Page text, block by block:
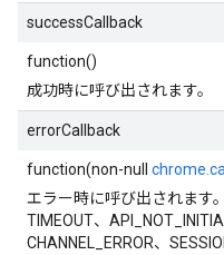
successCallback
function()
成功時に呼び出されます。
errorCallback
function(non-null
エラー時に呼び出されます
TIMEOUT、
CHANNEL_ERROR、